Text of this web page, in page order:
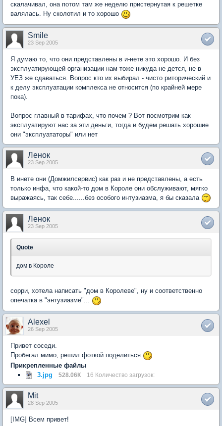
скалачивал, она потом там же неделю пристернутая к решетке
валялась. Ну сколотил и то хорошо
Smile
23 Sep 2005
Я думаю то, что они представлены в и-нете это хорошо. И без
эксплуатирующей организации нам тоже никуда не дется, не в
УЕЗ же сдаваться. Вопрос кто их выбирал - чисто риторический и
к делу эксплуатации комплекса не относится (по крайней мере
пока).
Вопрос главный в тарифах, что почем ? Вот посмотрим как
эксплуатируют нас за эти деньги, тогда и будем решать хорошие
они "эксплуататоры" или нет
Ленок
23 Sep 2005
В инете они (Домжилсервис) как раз и не представлены, а есть
только инфа, что какой-то дом в Короле они обслуживают, мягко
выражаясь, так себе......без особого интузиазма, я бы сказала
Ленок
23 Sep 2005
Quote
дом в Короле
сорри, хотела написать "дом в Королеве", ну и соответственно
опечатка в "энтузиазме"...
Alexel
26 Sep 2005
Привет соседи.
Пробегал мимо, решил фоткой поделиться
Прикрепленные файлы
3.jpg
528.06К 16 Количество загрузок:
Mit
28 Sep 2005
[IMG] Всем привет!